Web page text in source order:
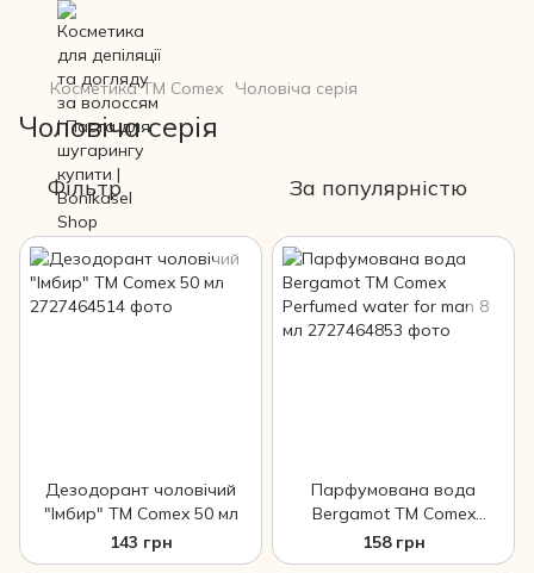
Косметика ТМ Comex Чоловіча серія
Чоловіча серія
Фільтр За популярністю
Дезодорант чоловічий
"Імбир" ТМ Comex 50 мл
143 грн
Парфумована вода
Bergamot ТМ Comex
Perfumed water for man 8
мл
158 грн